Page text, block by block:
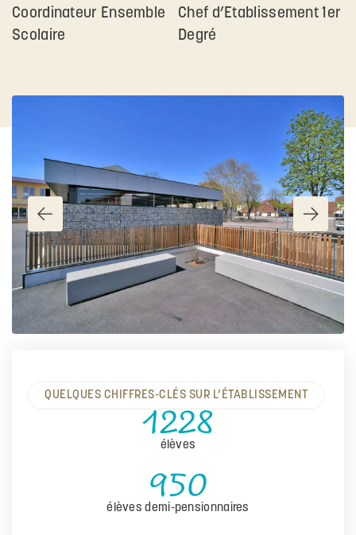
Coordinateur Ensemble
Scolaire
Chef d’Etablissement 1er
Degré​
QUELQUES CHIFFRES-CLÉS SUR L’ÉTABLISSEMENT
1228
élèves
950
élèves demi-pensionnaires